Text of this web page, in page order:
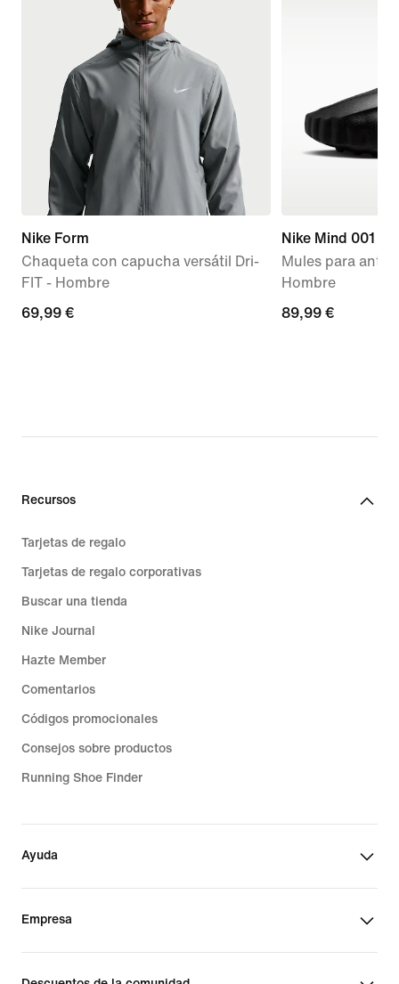
Nike Form
Chaqueta con capucha versátil Dri-
FIT - Hombre
69,99 €
69,99 €
Nike Mind 001
Mules para
Hombre
89,99 €
89,99 €
Recursos
Tarjetas de regalo
Tarjetas de regalo corporativas
Buscar una tienda
Nike Journal
Hazte Member
Comentarios
Códigos promocionales
Consejos sobre productos
Running Shoe Finder
Ayuda
Empresa